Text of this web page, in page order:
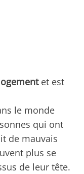
et est
le monde
qui ont
de mauvais
plus se
de leur tête.